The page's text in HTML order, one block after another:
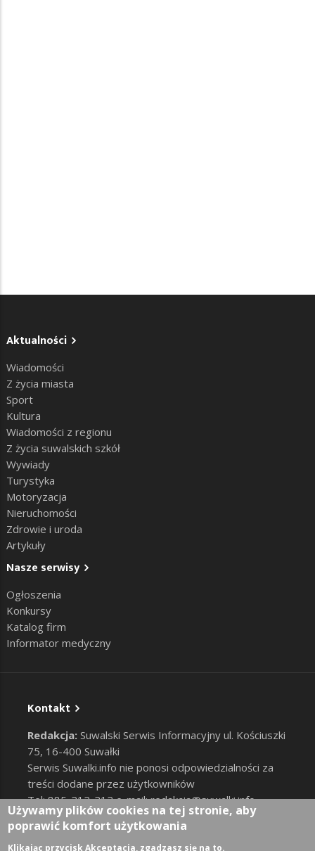
Aktualności
Wiadomości
Z życia miasta
Sport
Kultura
Wiadomości z regionu
Z życia suwalskich szkół
Wywiady
Turystyka
Motoryzacja
Nieruchomości
Zdrowie i uroda
Artykuły
Nasze serwisy
Ogłoszenia
Konkursy
Katalog firm
Informator medyczny
Kontakt
Redakcja: Suwalski Serwis Informacyjny ul. Kościuszki
75, 16-400 Suwałki
Serwis Suwalki.info nie ponosi odpowiedzialności za
treści dodane przez użytkowników
Tel: 885-212-212 e-mail:redakcja@suwalki.info,
reklama@suwalki.info
RODO |Cookies
Używamy plików cookies na tej stronie, aby
poprawić komfort użytkowania
Klikając przycisk Akceptacja, zgadzasz się na to.